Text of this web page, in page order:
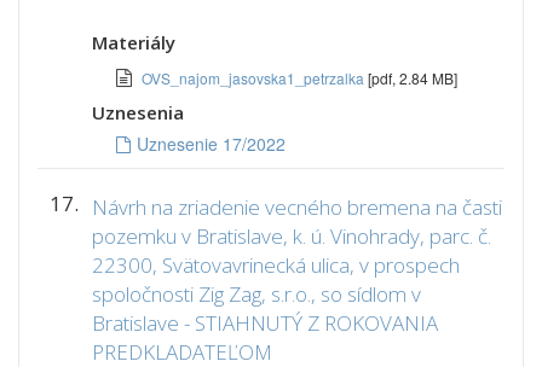
Materiály
OVS_najom_jasovska1_petrzalka [pdf, 2.84 MB]
Uznesenia
Uznesenie 17/2022
17.
Návrh na zriadenie vecného bremena na časti
pozemku v Bratislave, k. ú. Vinohrady, parc. č.
22300, Svätovavrinecká ulica, v prospech
spoločnosti Zig Zag, s.r.o., so sídlom v
Bratislave - STIAHNUTÝ Z ROKOVANIA
PREDKLADATEĽOM